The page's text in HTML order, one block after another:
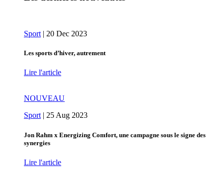
Sport | 20 Dec 2023
Les sports d’hiver, autrement
Lire l'article
NOUVEAU
Sport| 25 Aug 2023
Jon Rahm x Energizing Comfort, une campagne sous le signe des
synergies
Lire l'article